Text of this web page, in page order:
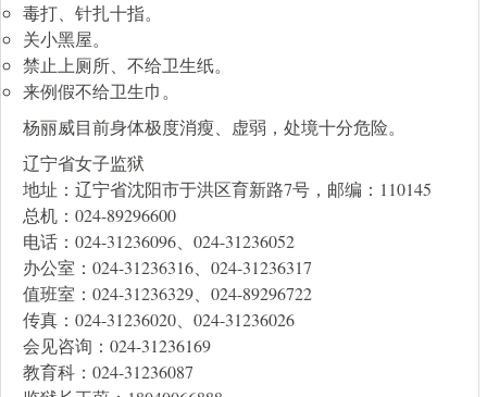
毒打、针扎十指。
关小黑屋。
禁止上厕所、不给卫生纸。
来例假不给卫生巾。
杨丽威目前身体极度消瘦、虚弱，处境十分危险。
辽宁省女子监狱
地址：辽宁省沈阳市于洪区育新路7号，邮编：110145
总机：024-89296600
电话：024-31236096、024-31236052
办公室：024-31236316、024-31236317
值班室：024-31236329、024-89296722
传真：024-31236020、024-31236026
会见咨询：024-31236169
教育科：024-31236087